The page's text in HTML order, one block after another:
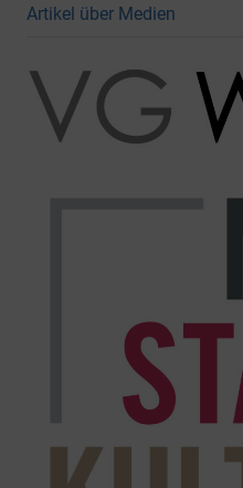
Artikel über Medien